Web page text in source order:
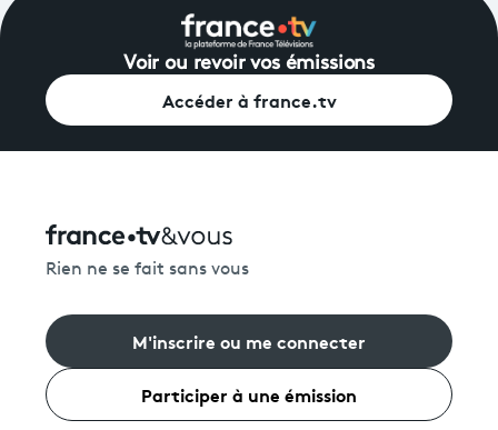
Polynésie française
La Réunion
Saint-Pierre-et-Miquelon
Wallis-et-Futuna
Voir ou revoir vos émissions
Accéder à france.tv
Rien ne se fait sans vous
M'inscrire ou me connecter
Participer à une émission